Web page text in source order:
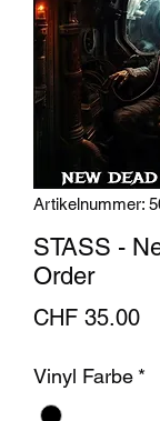
Artikelnummer:
STASS -
Order
CHF 35.00
Vinyl Farbe *